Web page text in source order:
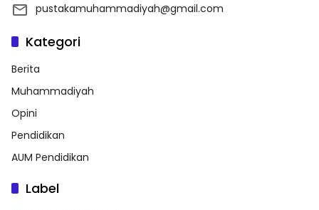
pustakamuhammadiyah@gmail.com
Kategori
Berita
Muhammadiyah
Opini
Pendidikan
AUM Pendidikan
Label